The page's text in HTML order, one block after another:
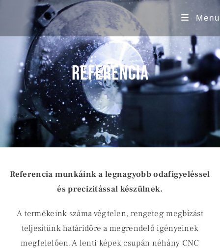
Menu
REFERENCIA
Referencia munkáink a legnagyobb odafigyeléssel
és precizitással készülnek.
A termékeink száma végtelen, rengeteg megbízást
teljesítünk határidőre a megrendelő igényeinek
megfelelően. A lenti képek csupán néhány CNC